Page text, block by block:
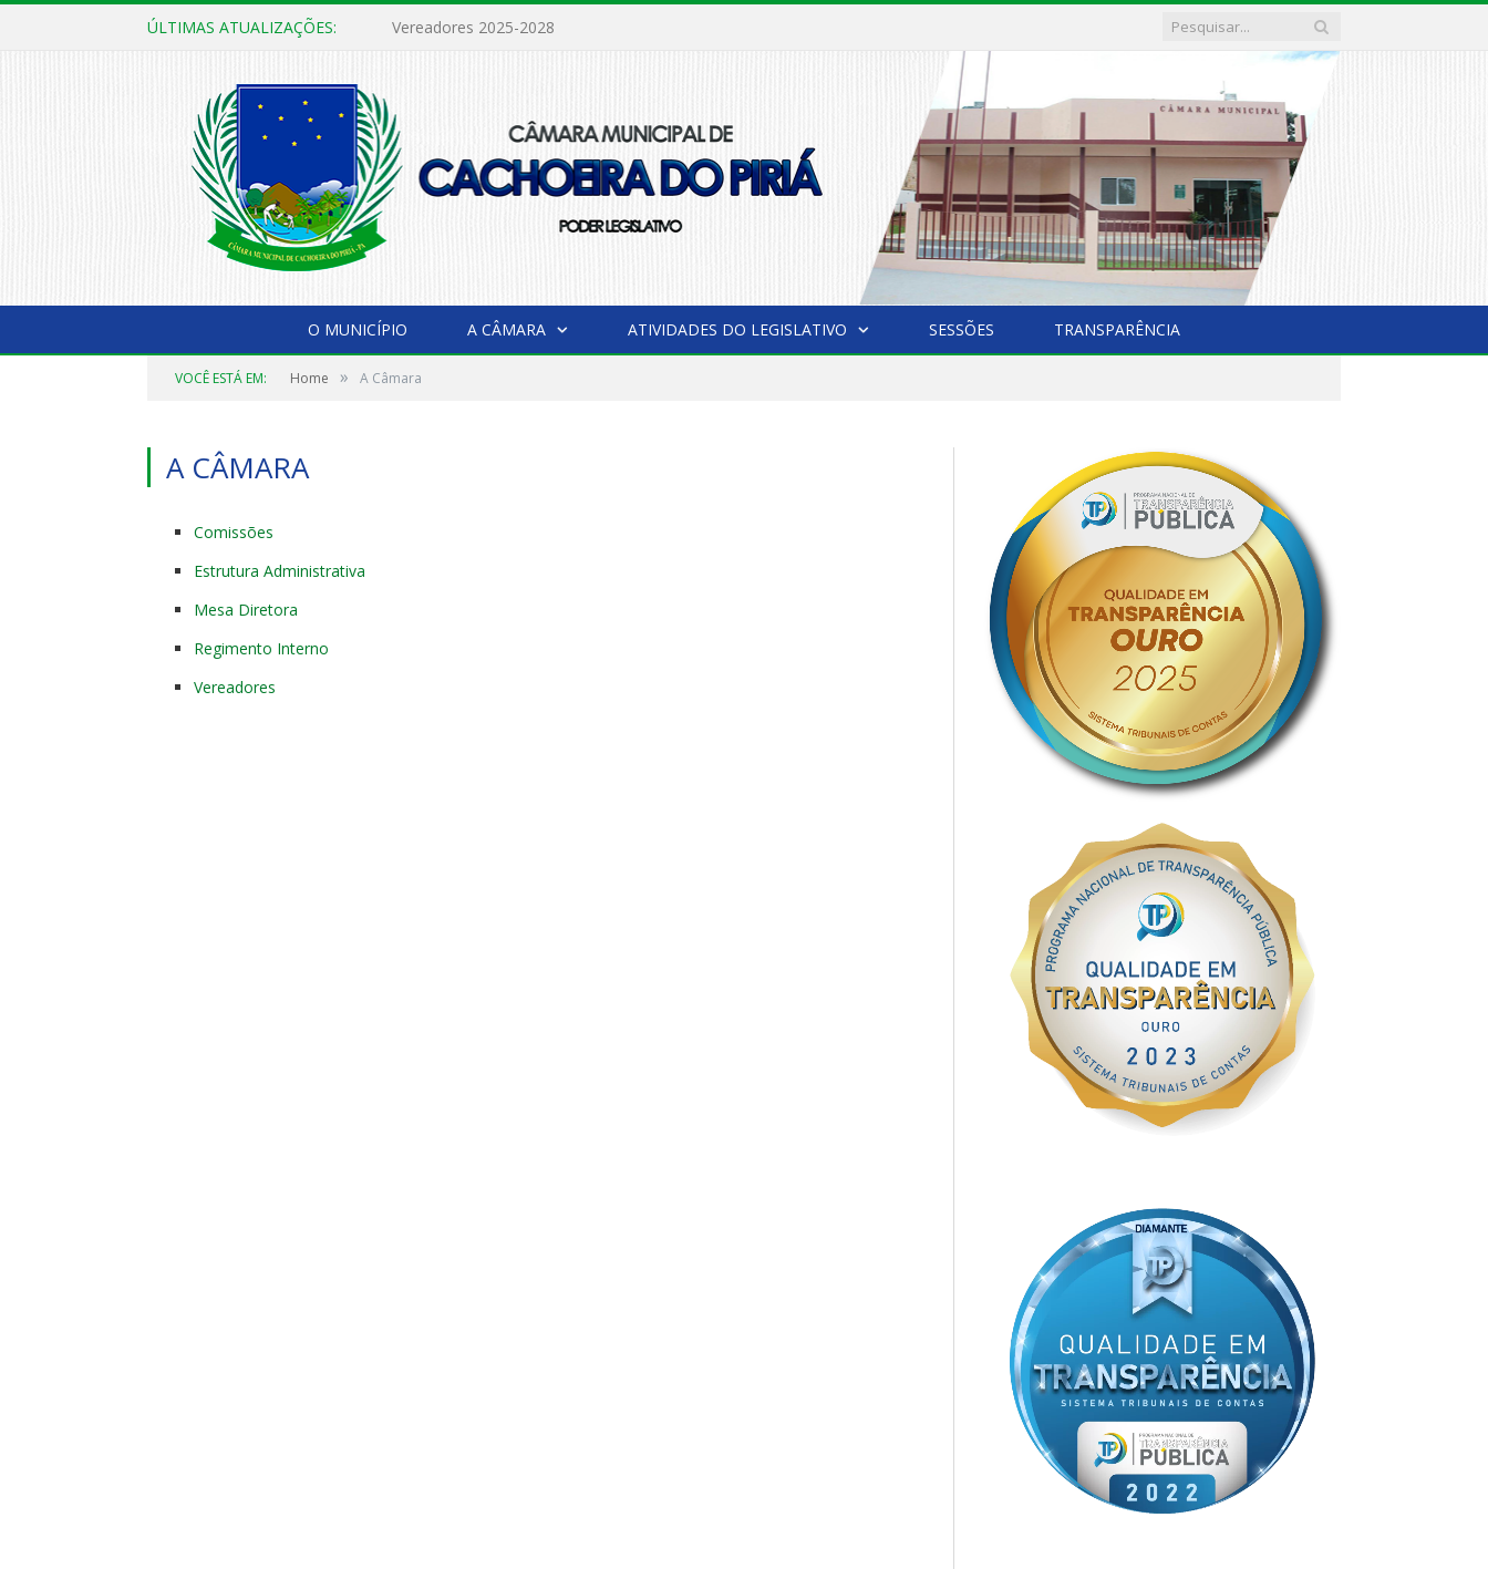
ÚLTIMAS ATUALIZAÇÕES:
O MUNICÍPIO A CÂMARA ATIVIDADES DO LEGISLATIVO SESSÕES TRANSPARÊNCIA
VOCÊ ESTÁ EM: Home » A Câmara
A CÂMARA
Comissões
Estrutura Administrativa
Mesa Diretora
Regimento Interno
Vereadores